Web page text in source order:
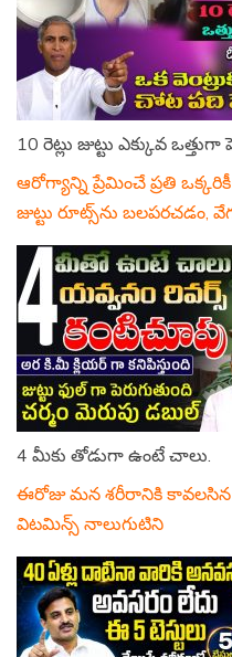
10 రెట్లు జుట్టు ఎక్కువ ఒత్తుగా
ఆరోగ్యాన్ని ప్రేమించే ప్రతి
జుట్టు రూట్స్‌ను బలపరచడం,
4 మీకు తోడుగా ఉంటే చాలు.
ఈరోజు మన శరీరానికి
విటమిన్స్ నాలుగుటిని